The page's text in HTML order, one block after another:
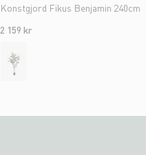
Konstgjord Fikus Benjamin 240cm
2 159 kr